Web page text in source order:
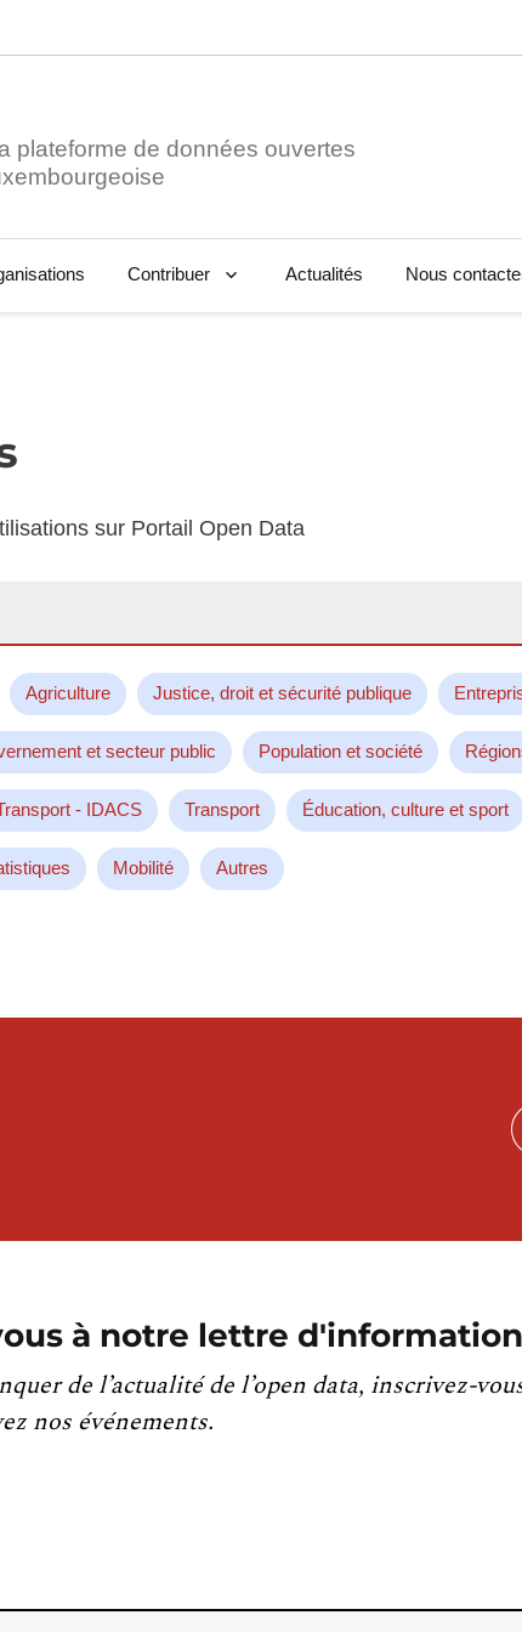
plateforme de données ouvertes
Contribuer Actualités Nous
sur Portail Open Data
Agriculture Justice, droit et sécurité publique
et secteur public Population et société
- IDACS Transport Éducation, culture et sport
Mobilité Autres
à notre lettre d'information
de l’actualité de l’open data, inscrivez-
nos événements.